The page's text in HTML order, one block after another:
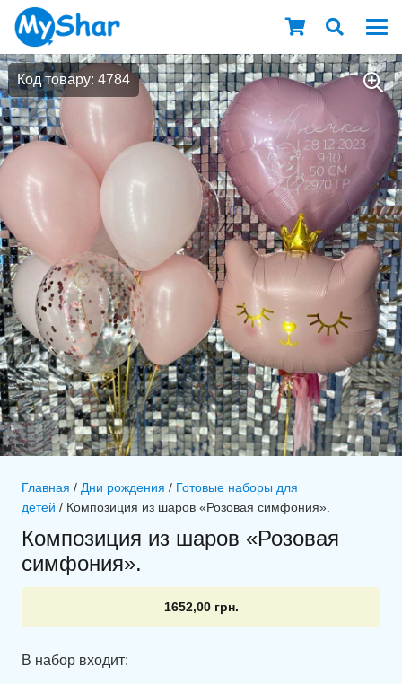
Код товару: 4784
Главная / Дни рождения / Готовые наборы для
детей / Композиция из шаров «Розовая симфония».
Композиция из шаров «Розовая
симфония».
1652,00 грн.
В набор входит: